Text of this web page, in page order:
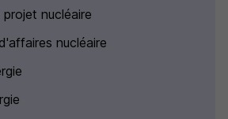
nucléaire
nucléaire